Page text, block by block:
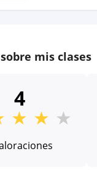
mis clases
4
★ ★ ★